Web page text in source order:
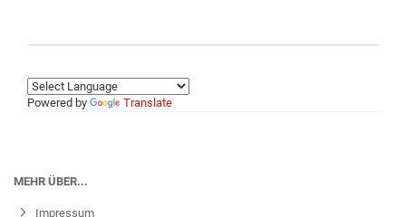
Powered by Translate
MEHR ÜBER...
Impressum